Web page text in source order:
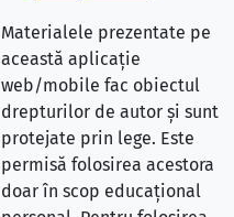
Materialele prezentate pe
această aplicație
web/mobile fac obiectul
drepturilor de autor și sunt
protejate prin lege. Este
permisă folosirea acestora
doar în scop educațional